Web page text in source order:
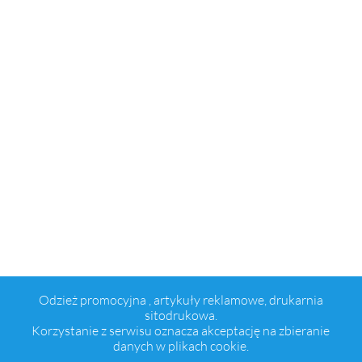
Odzież promocyjna , artykuły reklamowe, drukarnia
sitodrukowa.
Korzystanie z serwisu oznacza akceptację na zbieranie
danych w plikach cookie.